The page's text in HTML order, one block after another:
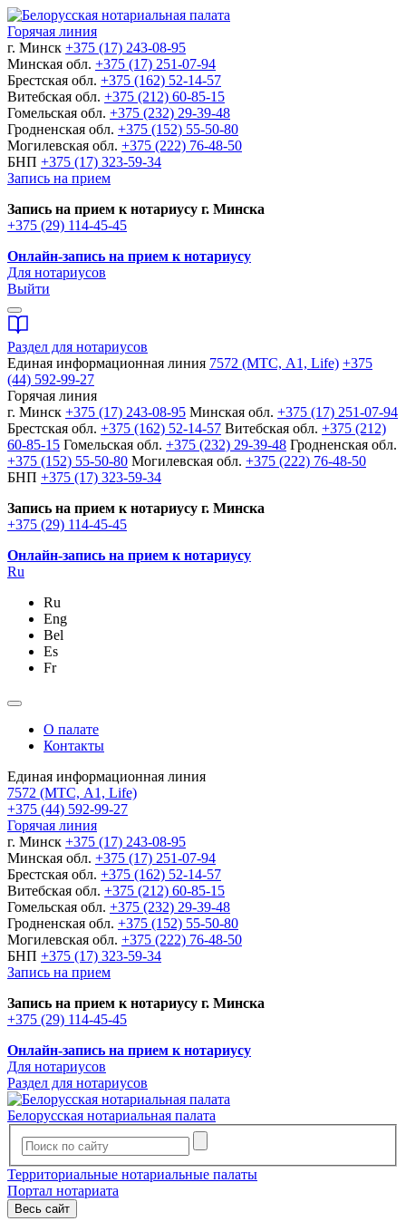
Горячая линия
г. Минск +375 (17) 243-08-95
Минская обл. +375 (17) 251-07-94
Брестская обл. +375 (162) 52-14-57
Витебская обл. +375 (212) 60-85-15
Гомельская обл. +375 (232) 29-39-48
Гродненская обл. +375 (152) 55-50-80
Могилевская обл. +375 (222) 76-48-50
БНП +375 (17) 323-59-34
Запись на прием
Запись на прием к нотариусу г. Минска
+375 (29) 114-45-45
Онлайн-запись на прием к нотариусу
Для нотариусов
Выйти
Раздел для нотариусов
Единая информационная линия 7572 (МТС, A1, Life) +375
(44) 592-99-27
Горячая линия
г. Минск +375 (17) 243-08-95 Минская обл. +375 (17) 251-07-94
Брестская обл. +375 (162) 52-14-57 Витебская обл. +375 (212)
60-85-15 Гомельская обл. +375 (232) 29-39-48 Гродненская обл.
+375 (152) 55-50-80 Могилевская обл. +375 (222) 76-48-50
БНП +375 (17) 323-59-34
Запись на прием к нотариусу г. Минска
+375 (29) 114-45-45
Онлайн-запись на прием к нотариусу
Ru
Ru
Eng
Bel
Es
Fr
О палате
Контакты
Единая информационная линия
7572 (МТС, A1, Life)
+375 (44) 592-99-27
Горячая линия
г. Минск +375 (17) 243-08-95
Минская обл. +375 (17) 251-07-94
Брестская обл. +375 (162) 52-14-57
Витебская обл. +375 (212) 60-85-15
Гомельская обл. +375 (232) 29-39-48
Гродненская обл. +375 (152) 55-50-80
Могилевская обл. +375 (222) 76-48-50
БНП +375 (17) 323-59-34
Запись на прием
Запись на прием к нотариусу г. Минска
+375 (29) 114-45-45
Онлайн-запись на прием к нотариусу
Для нотариусов
Раздел для нотариусов
Белорусская нотариальная палата
Территориальные нотариальные палаты
Портал нотариата
Весь сайт